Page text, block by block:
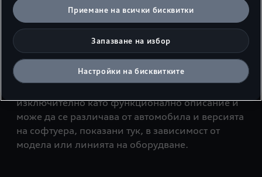
Показаните тук функции и характеристики
могат да се предлагат като допълнително
оборудване срещу заплащане, в зависимост от
модела. Информация за цените и наличността
можете да намерите на www.audi.de или от
изключително като функционално описание и
може да се различава от автомобила и версията
на софтуера, показани тук, в зависимост от
модела или линията на оборудване.
Приемане на всички бисквитки
Запазване на избор
Настройки на бисквитките